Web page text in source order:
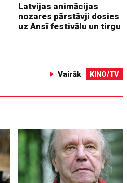
Latvijas animācijas
nozares pārstāvji dosies
uz Ansī festivālu un tirgu
Vairāk KINO/TV